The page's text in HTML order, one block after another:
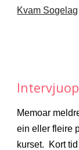
Kvam Sogelag
Memoar
ein eller fleire
kurset.  Kort